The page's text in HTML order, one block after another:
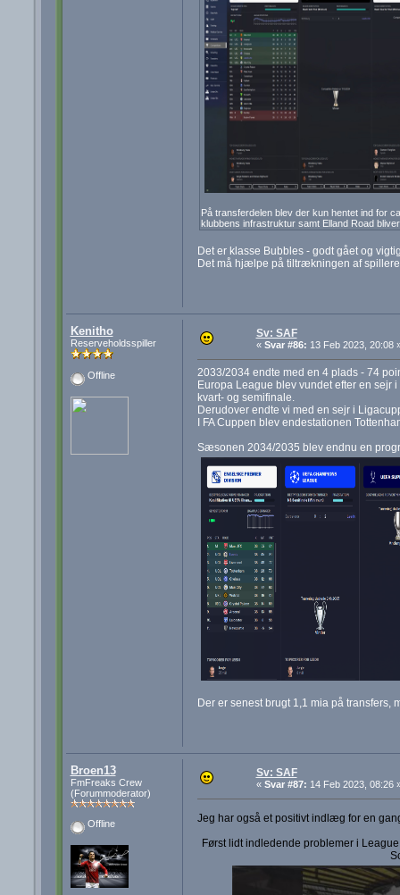
På transferdelen blev der kun hentet ind for
klubbens infrastruktur samt Elland Road
Det er klasse Bubbles - godt gået og
Det må hjælpe på tiltrækningen af
Kenitho
Reserveholdsspiller
Offline
Sv: SAF
« Svar #86: 13 Feb 2023, 20:08
2033/2034 endte med en 4 plads - 74
Europa League blev vundet efter en sejr
kvart- og semifinale.
Derudover endte vi med en sejr i
I FA Cuppen blev endestationen
Sæsonen 2034/2035 blev endnu en
Der er senest brugt 1,1 mia på transfers,
Broen13
FmFreaks Crew
(Forummoderator)
Offline
Sv: SAF
« Svar #87: 14 Feb 2023, 08:26
Jeg har også et positivt indlæg for en
Først lidt indledende problemer i